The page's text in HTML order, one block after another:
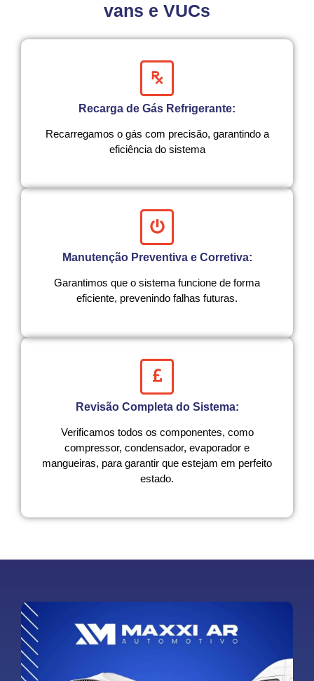
vans e VUCs
Recarga de Gás Refrigerante:
Recarregamos o gás com precisão, garantindo a
eficiência do sistema
Manutenção Preventiva e Corretiva:
Garantimos que o sistema funcione de forma
eficiente, prevenindo falhas futuras.
Revisão Completa do Sistema:
Verificamos todos os componentes, como
compressor, condensador, evaporador e
mangueiras, para garantir que estejam em perfeito
estado.